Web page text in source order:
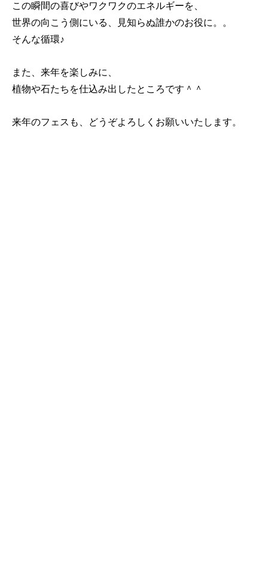
この瞬間の喜びやワクワクのエネルギーを、
世界の向こう側にいる、見知らぬ誰かのお役に。。
そんな循環♪
また、来年を楽しみに、
植物や石たちを仕込み出したところです＾＾
来年のフェスも、どうぞよろしくお願いいたします。